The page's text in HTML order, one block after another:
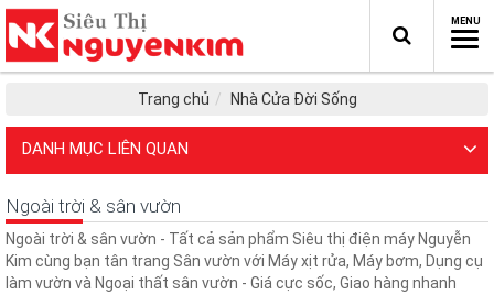
Trang chủ Nhà Cửa Đời Sống
DANH MỤC LIÊN QUAN
Ngoài trời & sân vườn
Ngoài trời & sân vườn - Tất cả sản phẩm Siêu thị điện máy Nguyễn
Kim cùng bạn tân trang Sân vườn với Máy xịt rửa, Máy bơm, Dụng cụ
làm vườn và Ngoại thất sân vườn - Giá cực sốc, Giao hàng nhanh